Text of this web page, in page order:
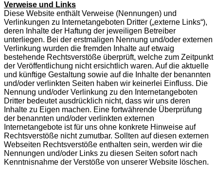
Verweise und Links
Diese Website enthält Verweise (Nennungen) und
Verlinkungen zu Internetangeboten Dritter („externe Links“),
deren Inhalte der Haftung der jeweiligen Betreiber
unterliegen. Bei der erstmaligen Nennung und/oder externen
Verlinkung wurden die fremden Inhalte auf etwaig
bestehende Rechtsverstöße überprüft, welche zum Zeitpunkt
der Veröffentlichung nicht ersichtlich waren. Auf die aktuelle
und künftige Gestaltung sowie auf die Inhalte der benannten
und/oder verlinkten Seiten haben wir keinerlei Einfluss. Die
Nennung und/oder Verlinkung zu den Internetangeboten
Dritter bedeutet ausdrücklich nicht, dass wir uns deren
Inhalte zu Eigen machen. Eine fortwährende Überprüfung
der benannten und/oder verlinkten externen
Internetangebote ist für uns ohne konkrete Hinweise auf
Rechtsverstöße nicht zumutbar. Sollten auf diesen externen
Webseiten Rechtsverstöße enthalten sein, werden wir die
Nennungen und/oder Links zu diesen Seiten sofort nach
Kenntnisnahme der Verstöße von unserer Website löschen.